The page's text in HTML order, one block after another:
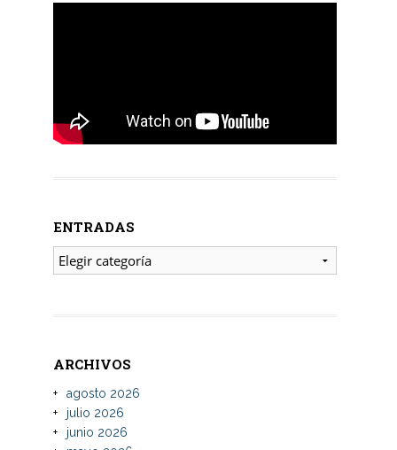
ENTRADAS
ENTRADAS
ARCHIVOS
agosto 2026
julio 2026
junio 2026